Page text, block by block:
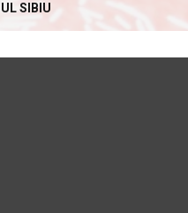
SIBIU